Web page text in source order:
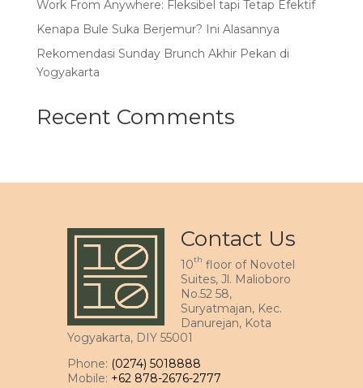
Work From Anywhere: Fleksibel tapi Tetap Efektif
Kenapa Bule Suka Berjemur? Ini Alasannya
Rekomendasi Sunday Brunch Akhir Pekan di
Yogyakarta
Recent Comments
Contact Us
10th floor of Novotel
Suites, Jl. Malioboro
No.52 58,
Suryatmajan, Kec.
Danurejan, Kota
Yogyakarta, DIY 55001
Phone: (0274) 5018888
Mobile: +62 878-2676-2777